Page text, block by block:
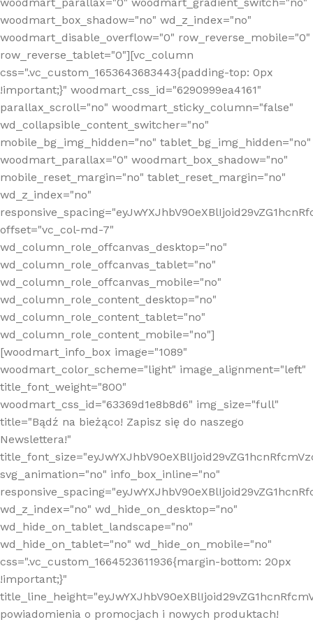
woodmart_box_shadow="no" wd_z_index="no"
woodmart_disable_overflow="0" row_reverse_mobile="0"
row_reverse_tablet="0"][vc_column
css=".vc_custom_1653643683443{padding-top: 0px
!important;}" woodmart_css_id="6290999ea4161"
parallax_scroll="no" woodmart_sticky_column="false"
wd_collapsible_content_switcher="no"
mobile_bg_img_hidden="no" tablet_bg_img_hidden="no"
woodmart_parallax="0" woodmart_box_shadow="no"
mobile_reset_margin="no" tablet_reset_margin="no"
wd_z_index="no"
offset="vc_col-md-7"
wd_column_role_offcanvas_desktop="no"
wd_column_role_offcanvas_tablet="no"
wd_column_role_offcanvas_mobile="no"
wd_column_role_content_desktop="no"
wd_column_role_content_tablet="no"
wd_column_role_content_mobile="no"]
[woodmart_info_box image="1089"
woodmart_color_scheme="light" image_alignment="left"
title_font_weight="800"
woodmart_css_id="63369d1e8b8d6" img_size="full"
title="Bądź na bieżąco! Zapisz się do naszego
Newslettera!"
svg_animation="no" info_box_inline="no"
wd_z_index="no" wd_hide_on_desktop="no"
wd_hide_on_tablet_landscape="no"
wd_hide_on_tablet="no" wd_hide_on_mobile="no"
css=".vc_custom_1664523611936{margin-bottom: 20px
!important;}"
powiadomienia o promocjach i nowych produktach!